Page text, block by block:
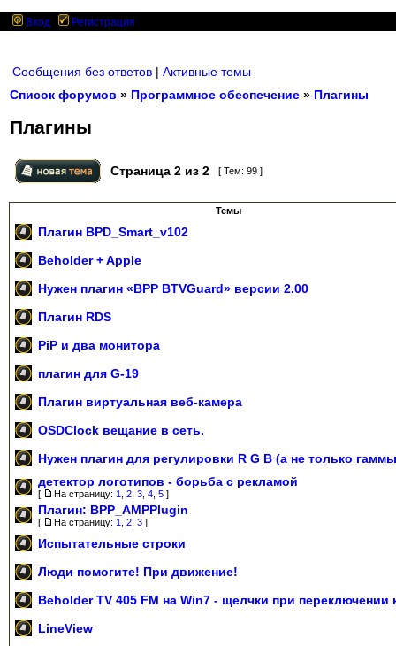
Вход Регистрация
Сообщения без ответов | Активные темы
Список форумов » Программное обеспечение » Плагины
Плагины
Страница 2 из 2 [ Тем: 99 ]
Темы
Плагин BPD_Smart_v102
Beholder + Apple
Нужен плагин «BPP BTVGuard» версии 2.00
Плагин RDS
PiP и два монитора
плагин для G-19
Плагин виртуальная веб-камера
OSDClock вещание в сеть.
Нужен плагин для регулировки R G B (а не только
детектор логотипов - борьба с рекламой
[ На страницу: 1 2 3 4 5 ]
Плагин: BPP_AMPPlugin
[ На страницу: 1 2 3 ]
Испытательные строки
Люди помогите! При движение!
Beholder TV 405 FM на Win7 - щелчки при переключении
LineView